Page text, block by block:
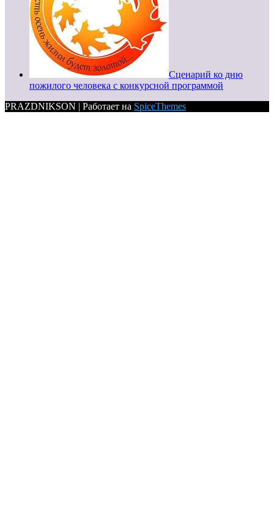
Сценарий ко дню
пожилого человека с конкурсной программой
PRAZDNIKSON | Работает на SpiceThemes